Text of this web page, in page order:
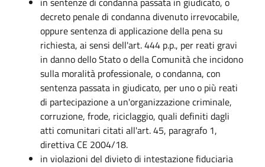
decreto penale di condanna divenuto irrevocabile,
oppure sentenza di applicazione della pena su
richiesta, ai sensi dell'art. 444 p.p., per reati gravi
in danno dello Stato o della Comunità che incidono
sulla moralità professionale, o condanna, con
sentenza passata in giudicato, per uno o più reati
di partecipazione a un'organizzazione criminale,
corruzione, frode, riciclaggio, quali definiti dagli
atti comunitari citati all'art. 45, paragrafo 1,
direttiva CE 2004/18.
in violazioni del divieto di intestazione fiduciaria